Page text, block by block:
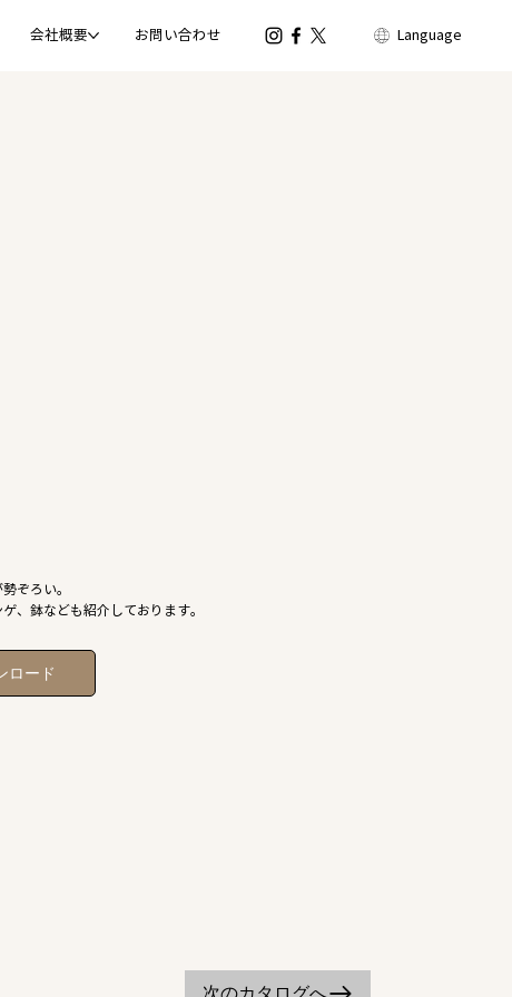
会社概要 お問い合わせ Language
ぞろい。
、鉢なども紹介しております。
ロード
次のカタログへ